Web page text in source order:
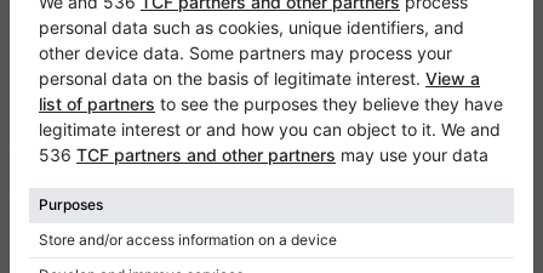
Klaviano
FAQ
Contact
Qui sommes-nous
Donner un avis